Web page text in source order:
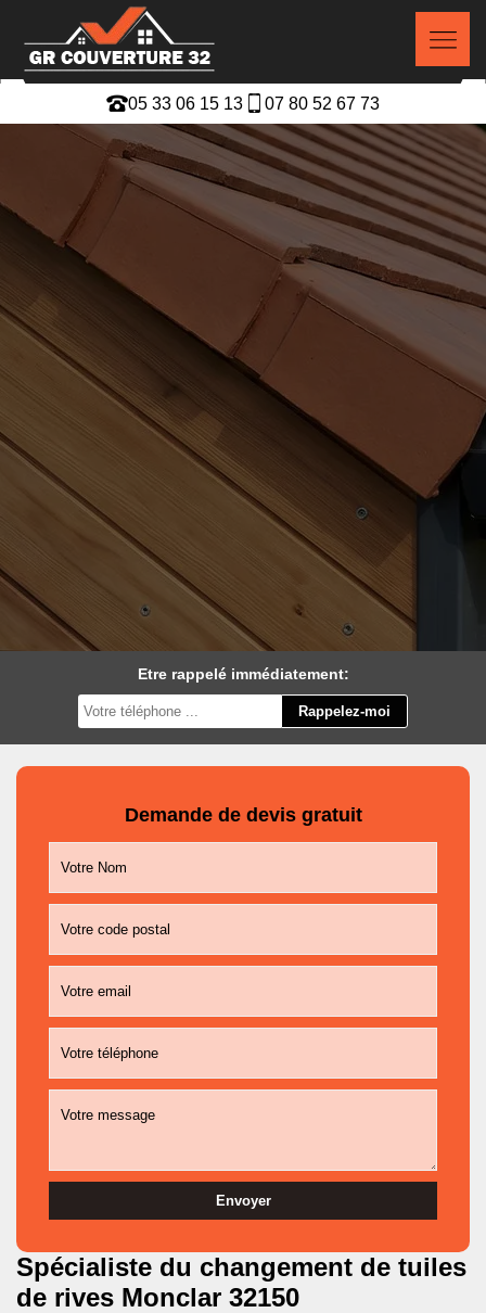
05 33 06 15 13 07 80 52 67 73
Etre rappelé immédiatement:
Spécialiste du changement de tuiles
de rives Monclar 32150
Demande de devis gratuit